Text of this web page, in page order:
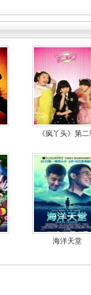
《疯丫头》第二
海洋天堂